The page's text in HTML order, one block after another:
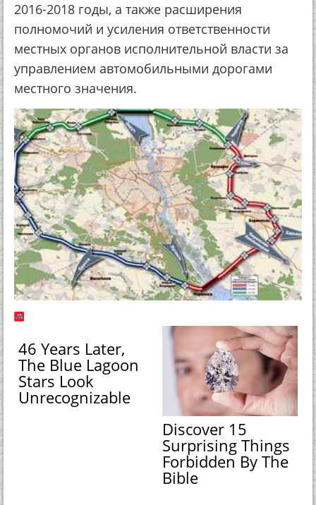
2016-2018 годы, а также расширения
полномочий и усиления ответственности
местных органов исполнительной власти за
управлением автомобильными дорогами
местного значения.
46 Years Later,
The Blue Lagoon
Stars Look
Unrecognizable
Discover 15
Surprising Things
Forbidden By The
Bible